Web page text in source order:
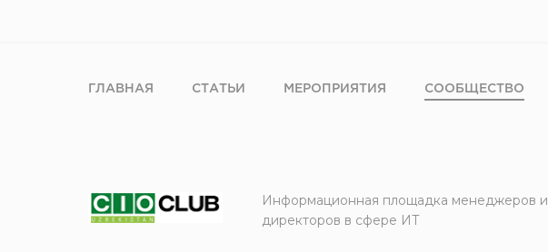
ГЛАВНАЯ СТАТЬИ МЕРОПРИЯТИЯ СООБЩЕСТВО
Информационная площадка менеджеров и
директоров в сфере ИТ